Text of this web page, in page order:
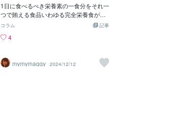
1日に食べるべき栄養素の一食分をそれ一
つで賄える食品いわゆる完全栄養食が人
気だ。有名どころでは、BASEFOODがあ
食はBASEFOODで、というのはどうなん
ルが満遍なくとれるのでコンビニで昼ご
はん買うより、栄養的にもコスパも良い
記事
コラム
4
mymymaggy 2024/12/12